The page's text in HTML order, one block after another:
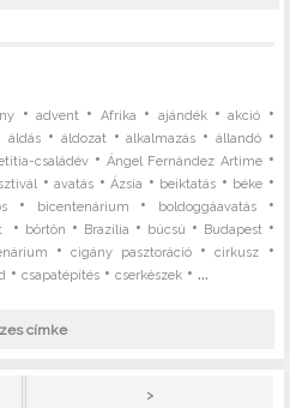
•advent • Afrika • ajándék•akció •
áldás • áldozat •alkalmazás • állandó•
családév •Ángel Fernández Artime•
•avatás •Ázsia • beiktatás • béke •
• bicentenárium • boldoggáavatás•
• börtön • Brazília • búcsú • Budapest •
•cigány pasztoráció•cirkusz •
•csapatépítés •cserkészek • ...
címke
>